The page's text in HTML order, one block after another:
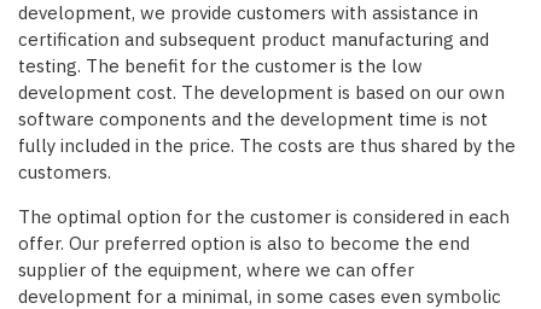
development, we provide customers with assistance in
certification and subsequent product manufacturing and
testing. The benefit for the customer is the low
development cost. The development is based on our own
software components and the development time is not
fully included in the price. The costs are thus shared by the
customers.
The optimal option for the customer is considered in each
offer. Our preferred option is also to become the end
supplier of the equipment, where we can offer
development for a minimal, in some cases even symbolic